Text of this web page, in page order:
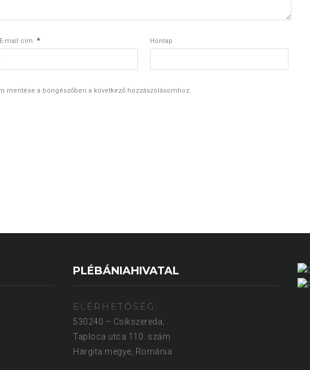
E-mail cím * Honlap
mentése a böngészőben a következő hozzászólásomhoz.
PLÉBÁNIAHIVATAL
ELÉRHETŐSÉG:
530240 – Csíkszereda,
Taploca utca 110. szám
Hargita megye, Románia